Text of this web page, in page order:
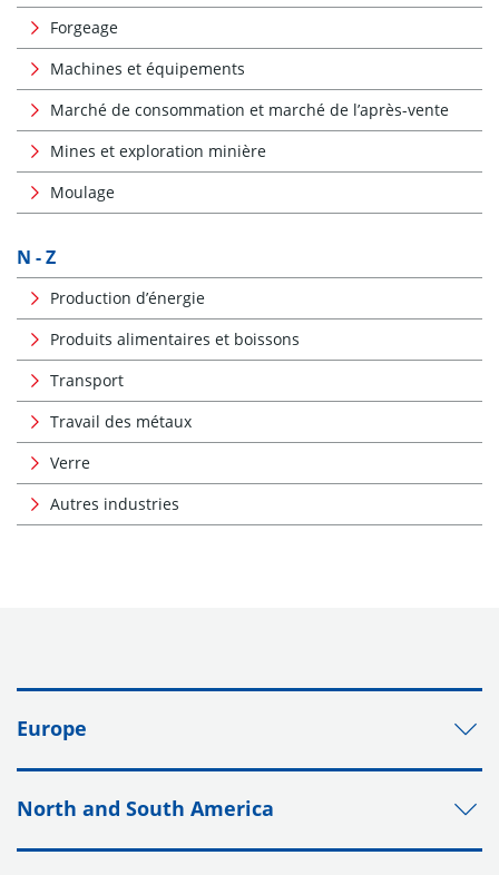
Forgeage
Machines et équipements
Marché de consommation et marché de l’après-vente
Mines et exploration minière
Moulage
N - Z
Production d’énergie
Produits alimentaires et boissons
Transport
Travail des métaux
Verre
Autres industries
Europe
North and South America